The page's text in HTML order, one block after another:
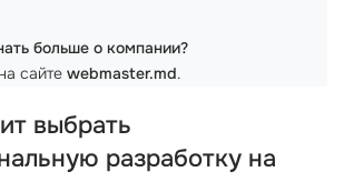
больше о компании?
сайте webmaster.md.
выбрать
разработку на